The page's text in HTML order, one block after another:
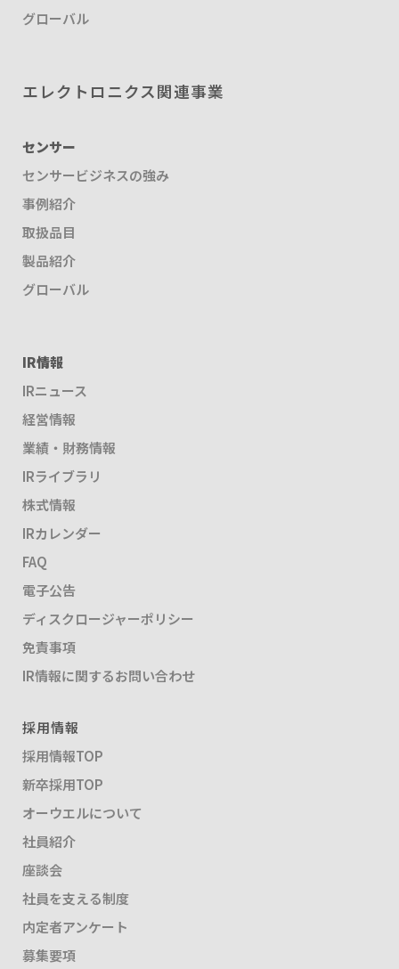
グローバル
エレクトロニクス関連事業
センサー
センサービジネスの強み
事例紹介
取扱品目
製品紹介
グローバル
IR情報
IRニュース
経営情報
業績・財務情報
IRライブラリ
株式情報
IRカレンダー
FAQ
電子公告
ディスクロージャーポリシー
免責事項
IR情報に関するお問い合わせ
採用情報
採用情報TOP
新卒採用TOP
オーウエルについて
社員紹介
座談会
社員を支える制度
内定者アンケート
募集要項